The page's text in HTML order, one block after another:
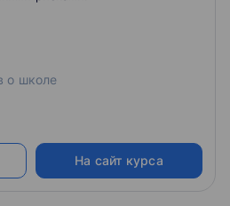
о школе
На сайт курса